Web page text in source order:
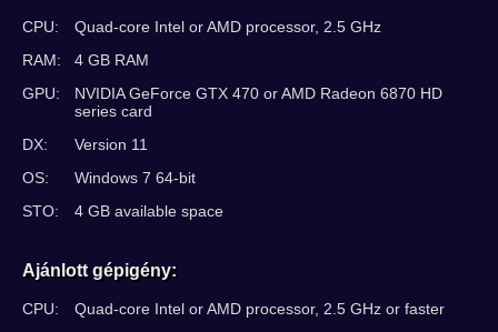
CPU:
Quad-core Intel or AMD processor, 2.5 GHz
RAM:
4 GB RAM
GPU:
NVIDIA GeForce GTX 470 or AMD Radeon 6870 HD
series card
DX:
Version 11
OS:
Windows 7 64-bit
STO:
4 GB available space
Ajánlott gépigény:
CPU:
Quad-core Intel or AMD processor, 2.5 GHz or faster